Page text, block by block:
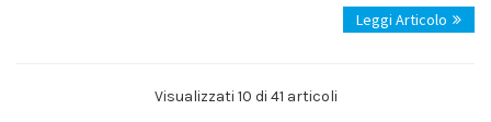
Leggi Articolo
Visualizzati 10 di 41 articoli